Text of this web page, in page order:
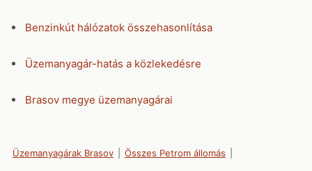
Benzinkút hálózatok összehasonlítása
Üzemanyagár-hatás a közlekedésre
Brasov megye üzemanyagárai
Üzemanyagárak Brasov Összes Petrom állomás